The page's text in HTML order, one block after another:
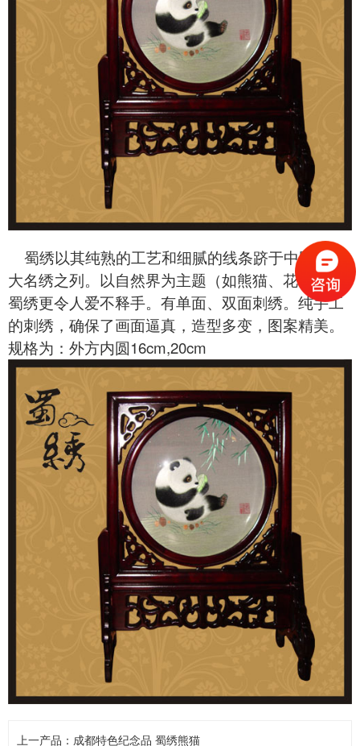
蜀绣以其纯熟的工艺和细腻的线条跻于中国的四
大名绣之列。以自然界为主题（如熊猫、花鸟）的
蜀绣更令人爱不释手。有单面、双面刺绣。纯手工
的刺绣，确保了画面逼真，造型多变，图案精美。
规格为：外方内圆16cm,20cm
上一产品： 成都特色纪念品 蜀绣熊猫